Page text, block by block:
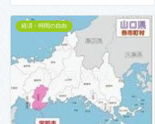
経済・時間の自由